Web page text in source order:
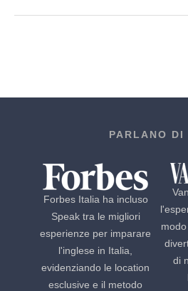
PARLANO DI
Forbes Italia ha incluso
Speak tra le migliori
esperienze per imparare
l'inglese in Italia,
evidenziando le location
esclusive e il metodo
di